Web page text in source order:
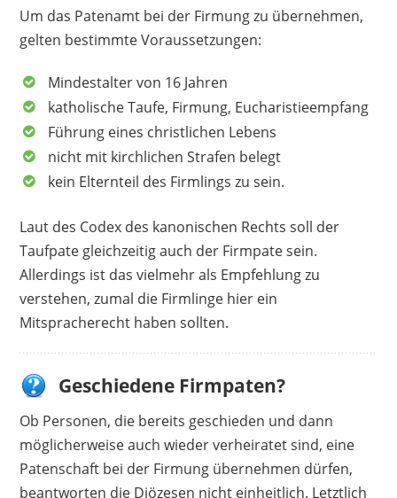
Um das Patenamt bei der Firmung zu übernehmen,
gelten bestimmte Voraussetzungen:
Mindestalter von 16 Jahren
katholische Taufe, Firmung, Eucharistieempfang
Führung eines christlichen Lebens
nicht mit kirchlichen Strafen belegt
kein Elternteil des Firmlings zu sein.
Laut des Codex des kanonischen Rechts soll der
Taufpate gleichzeitig auch der Firmpate sein.
Allerdings ist das vielmehr als Empfehlung zu
verstehen, zumal die Firmlinge hier ein
Mitspracherecht haben sollten.
Geschiedene Firmpaten?
Ob Personen, die bereits geschieden und dann
möglicherweise auch wieder verheiratet sind, eine
Patenschaft bei der Firmung übernehmen dürfen,
beantworten die Diözesen nicht einheitlich. Letztlich